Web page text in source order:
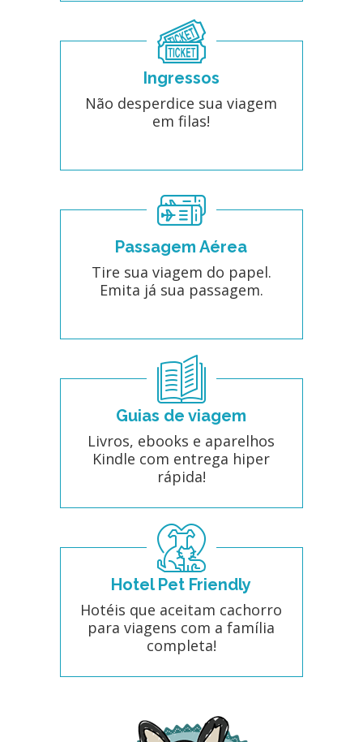
Ingressos
Não desperdice sua viagem
em filas!
Passagem Aérea
Tire sua viagem do papel.
Emita já sua passagem.
Guias de viagem
Livros, ebooks e aparelhos
Kindle com entrega hiper
rápida!
Hotel Pet Friendly
Hotéis que aceitam cachorro
para viagens com a família
completa!